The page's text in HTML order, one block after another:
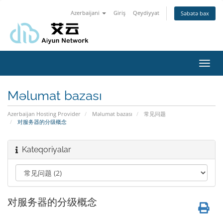
Azerbaijani Giriş Qeydiyyat Səbətə bax
keçid
Məlumat bazası
Azerbaijan Hosting Provider Məlumat bazası
常见问题
对服务器的分级概念
Kateqoriyalar
对服务器的分级概念